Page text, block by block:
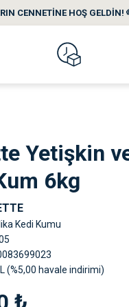
CENNETİNE HOŞ GELDİN!
Yetişkin
6kg
Kedi Kumu
(%5,00 havale indirimi)